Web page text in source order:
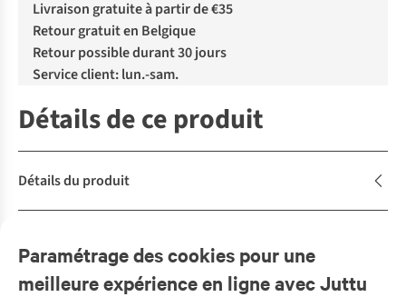
Livraison gratuite à partir de €35
Retour gratuit en Belgique
Retour possible durant 30 jours
Service client: lun.-sam.
Détails de ce produit
Détails du produit
Paramétrage des cookies pour une
meilleure expérience en ligne avec Juttu